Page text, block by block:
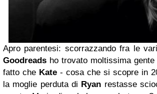
Apro parentesi: scorrazzando fra le
Goodreads ho trovato moltissima
fatto che Kate - cosa che si scopre in
la moglie perduta di Ryan restasse